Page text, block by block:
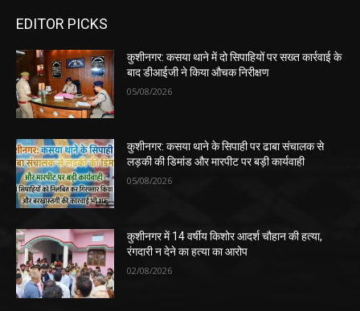
EDITOR PICKS
कुशीनगर: कसया थाने में दो सिपाहियों पर सख्त कार्रवाई के
बाद डीआईजी ने किया औचक निरीक्षण
05/08/2026
कुशीनगर: कसया थाने के सिपाही पर ढाबा संचालक से
लड़की की डिमांड और मारपीट पर बड़ी कार्यवाही
05/08/2026
कुशीनगर में 14 वर्षीय किशोर आदर्श चौहान की हत्या,
रंगदारी न देने का हत्या का आरोप
02/08/2026